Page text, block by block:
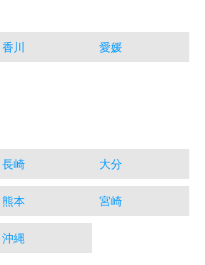
香川 愛媛
長崎 大分
熊本 宮崎
沖縄